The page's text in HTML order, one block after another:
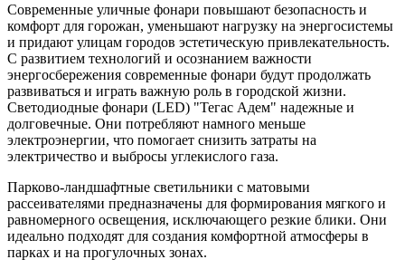
Современные уличные фонари повышают безопасность и
комфорт для горожан, уменьшают нагрузку на энергосистемы
и придают улицам городов эстетическую привлекательность.
С развитием технологий и осознанием важности
энергосбережения современные фонари будут продолжать
развиваться и играть важную роль в городской жизни.
Светодиодные фонари (LЕD) "Тегас Адем" надежные и
долговечные. Они потребляют намного меньше
электроэнергии, что помогает снизить затраты на
электричество и выбросы углекислого газа.
Парково-ландшафтные светильники с матовыми
рассеивателями предназначены для формирования мягкого и
равномерного освещения, исключающего резкие блики. Они
идеально подходят для создания комфортной атмосферы в
парках и на прогулочных зонах.